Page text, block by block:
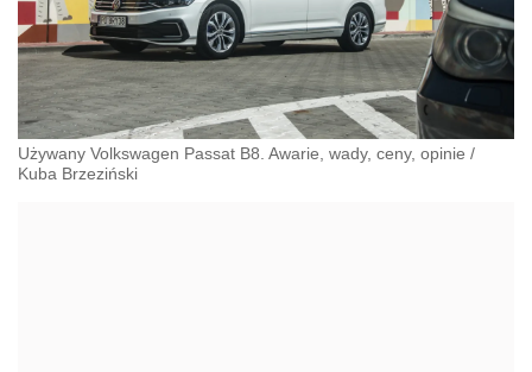
Używany Volkswagen Passat B8. Awarie, wady, ceny, opinie /
Kuba Brzeziński